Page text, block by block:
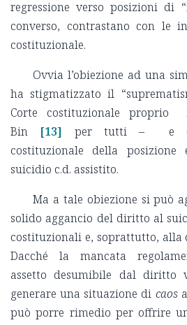
regressione verso posizioni di
converso, contrastano con le
costituzionale.
Ovvia l’obiezione ad una
ha stigmatizzato il
Corte costituzionale
Bin
[13] per tutti – e
costituzionale della
suicidio c.d. assistito.
Ma a tale obiezione si può
solido aggancio del diritto al
costituzionali e, soprattutto, alla
Dacché la mancata
assetto desumibile dal diritto
generare una situazione di caos
può porre rimedio per offrire